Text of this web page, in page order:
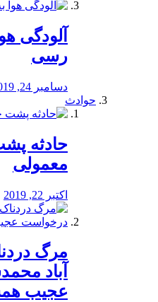
آلودگی
رسی
دسامبر 24, 2019
حوادث
️حادثه
معمولی
اکتبر 22, 2019
مرگ
آباد
عجیب